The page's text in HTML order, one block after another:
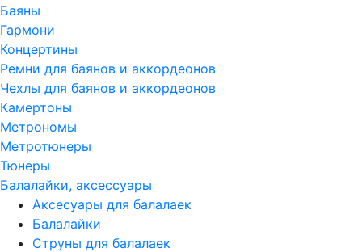
Баяны
Гармони
Концертины
Ремни для баянов и аккордеонов
Чехлы для баянов и аккордеонов
Камертоны
Метрономы
Метротюнеры
Тюнеры
Балалайки, аксессуары
Аксесуары для балалаек
Балалайки
Струны для балалаек